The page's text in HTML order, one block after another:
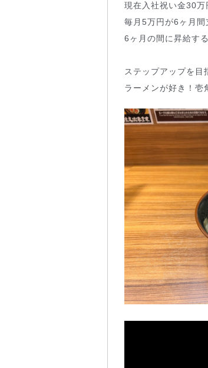
現在入社祝い金30万
毎月5万円が6ヶ月間
6ヶ月の間に昇給す
ステップアップを
ラーメンが好き！壱